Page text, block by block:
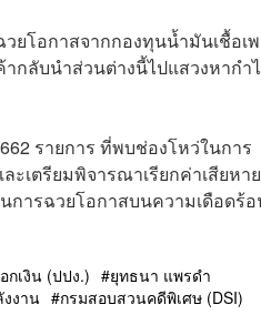
ยโอกาสจากกองทุนน้ำมันเชื้อเ
กลับนำส่วนต่างนี้ไปแสวงหากำ
รายการ ที่พบช่องโหว่ในการ
ะเตรียมพิจารณาเรียกค่าเสียหา
การฉวยโอกาสบนความเดือดร้
เงิน (ปปง.)
ยุทธนา แพรดำ
งาน
กรมสอบสวนคดีพิเศษ (DSI)